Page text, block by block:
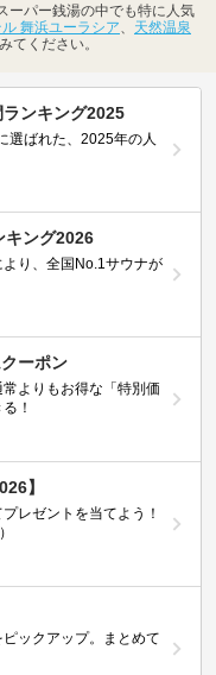
ーパー銭湯の中でも特に人気
舞浜ユーラシア
天然温泉
てください。
ンキング2025
選ばれた、2025年の人
キング2026
り、全国No.1サウナが
ーポン
よりもお得な「特別価
！
】
レゼントを当てよう！
ックアップ。まとめて